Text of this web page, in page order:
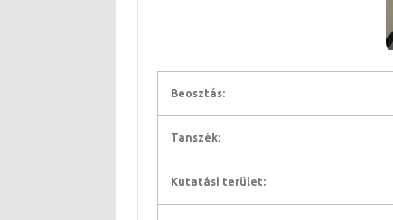
Beosztás:
Tanszék:
Kutatási terület: